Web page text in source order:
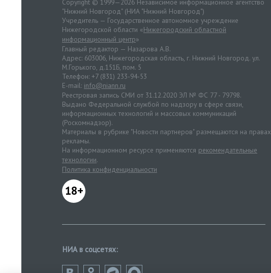
Copyright © 1999—2026 Независимое информационное агентство
"Нижний Новгород" (НИА "Нижний Новгород")
Учредитель — Государственное автономное учреждение
Нижегородской области «Нижегородский областной
информационный центр»
Главный редактор — Назарова А.В.
Адрес: 603006, Нижегородская область, г. Нижний Новгород. ул.
М.Горького, д.151Б, пом. 5
Телефон: +7 (831) 233-94-53
E-mail: info@niann.ru
Реестровая запись СМИ от 31.12.2020 ЭЛ № ФС 77 - 79798.
Выдано Федеральной службой по надзору в сфере связи,
информационных технологий и массовых коммуникаций
(Роскомнадзор).
Материалы в рубрике "Новости партнеров" размещаются на правах
рекламы.
На информационном ресурсе применяются рекомендательные
технологии.
Политика конфиденциальности
18+
НИА в соцсетях: